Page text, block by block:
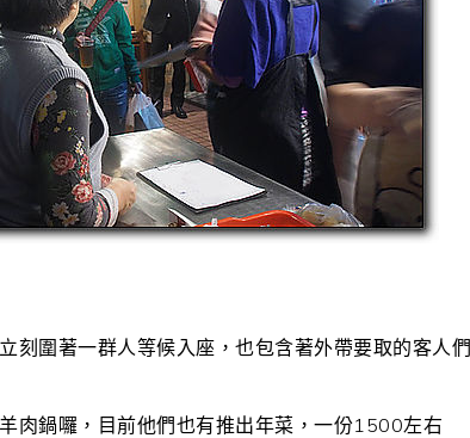
刻圍著一群人等候入座，也包含著外帶要取的客人們
肉鍋囉，目前他們也有推出年菜，一份1500左右